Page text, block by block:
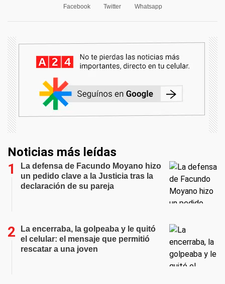
Facebook Twitter Whatsapp
Noticias más leídas
La defensa de Facundo Moyano hizo
un pedido clave a la Justicia tras la
declaración de su pareja
La encerraba, la golpeaba y le quitó
el celular: el mensaje que permitió
rescatar a una joven